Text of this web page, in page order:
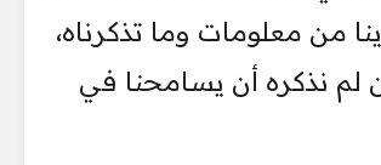
من معلومات وما تذكرناه،
لم نذكره أن يسامحنا في